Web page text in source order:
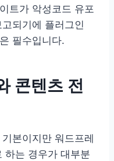
트가 악성코드 유포
되기에 플러그인
필수입니다.
콘텐츠 전
본이지만 워드프레
하는 경우가 대부분